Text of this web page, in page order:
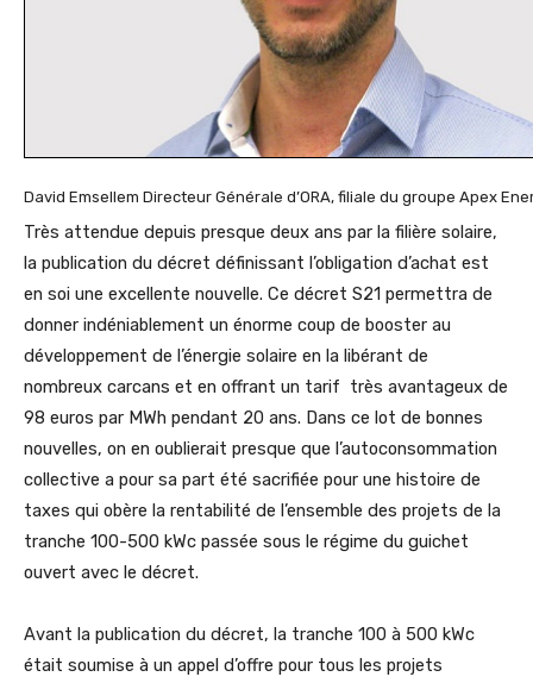
David Emsellem Directeur Générale d’ORA, filiale du groupe Apex
Très attendue depuis presque deux ans par la filière solaire,
la publication du décret définissant l’obligation d’achat est
en soi une excellente nouvelle. Ce décret S21 permettra de
donner indéniablement un énorme coup de booster au
développement de l’énergie solaire en la libérant de
nombreux carcans et en offrant un tarif très avantageux de
98 euros par MWh pendant 20 ans. Dans ce lot de bonnes
nouvelles, on en oublierait presque que l’autoconsommation
collective a pour sa part été sacrifiée pour une histoire de
taxes qui obère la rentabilité de l’ensemble des projets de la
tranche 100-500 kWc passée sous le régime du guichet
ouvert avec le décret.
Avant la publication du décret, la tranche 100 à 500 kWc
était soumise à un appel d’offre pour tous les projets